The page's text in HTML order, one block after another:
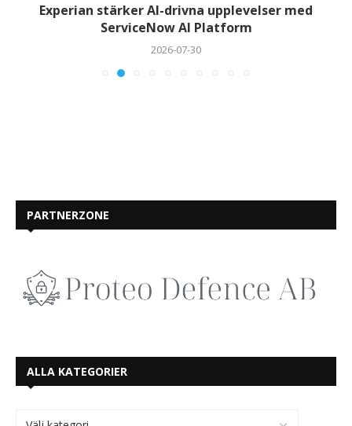
Experian stärker AI-drivna upplevelser med
ServiceNow AI Platform
2026-07-30
PARTNERZONE
ALLA KATEGORIER